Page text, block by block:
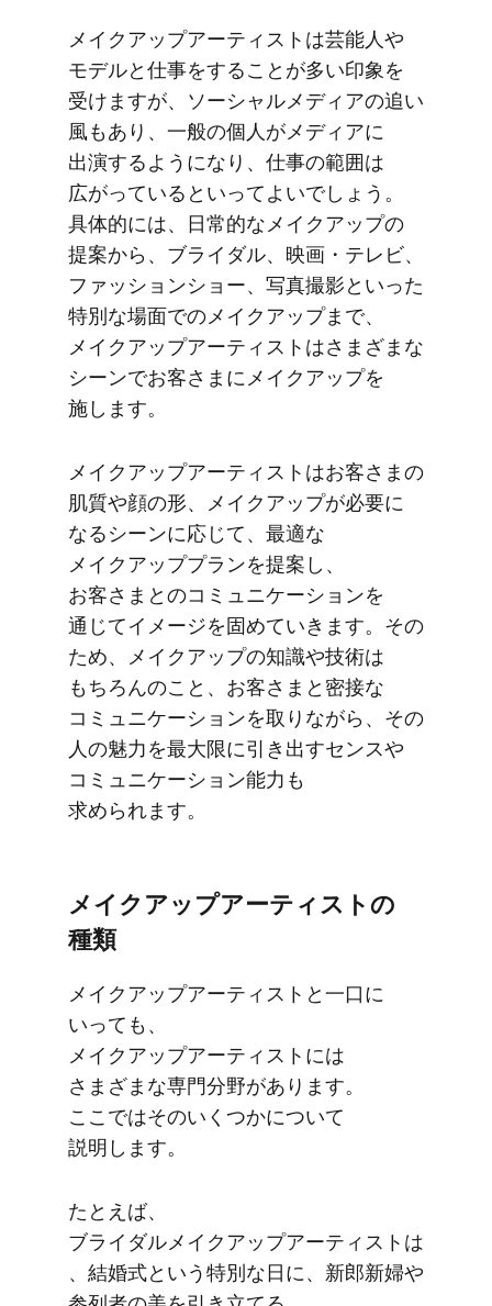
メイクアップアーティストは​芸能人や​
モデルと​仕事を​する​ことが​多い​印象を​
受けますが、​ソーシャルメディアの​追い​
風も​あり、​一般の​個人が​メディアに​
出演するようになり、​仕事の​範囲は​
広がっていると​いって​よいでしょう。​
具体的には、​日常的な​メイクアップの​
提案から、​ブライダル、​映画・テレビ、​
ファッションショー、​写真撮影と​いった​
特別な​場面での​メイクアップまで、​
メイクアップアーティストは​さまざまな​
シーンで​お客さまに​メイクアップを​
施します。
メイクアップアーティストは​お客さまの​
肌質や​顔の​形、​メイクアップが​必要に​
なる​シーンに​応じて、​最適な​
メイクアッププランを​提案し、​
お客さまとの​コミュニケーションを​
通じて​イメージを​固めて​いきます。​その​
ため、​メイクアップの​知識や​技術は​
もちろんの​こと、​お客さまと​密接な​
コミュニケーションを​取りながら、​その​
人の​魅力を​最大限に​引き出すセンスや​
コミュニケーション能力も​
求められます。
メイクアップアーティストの​
種類
メイクアップアーティストと​一口に​
いっても、​
メイクアップアーティストには​
さまざまな​専門分野が​あります。​
ここでは​そのいく​つかに​ついて​
説明します。
た​とえば、​
ブライダルメイクアップアーティストは
、​結婚​式と​いう​特別な​日に、​新郎新婦や​